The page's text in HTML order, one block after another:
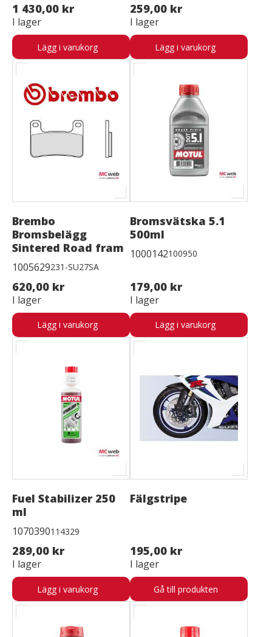
1 430,00 kr
I lager
Lägg i varukorg
259,00 kr
I lager
Lägg i varukorg
Brembo
Bromsbelägg
Sintered Road fram
1005629231-SU27SA
620,00 kr
I lager
Lägg i varukorg
Bromsvätska 5.1
500ml
1000142100950
179,00 kr
I lager
Lägg i varukorg
Fuel Stabilizer 250
ml
1070390114329
289,00 kr
I lager
Lägg i varukorg
Fälgstripe
195,00 kr
I lager
Gå till produkten